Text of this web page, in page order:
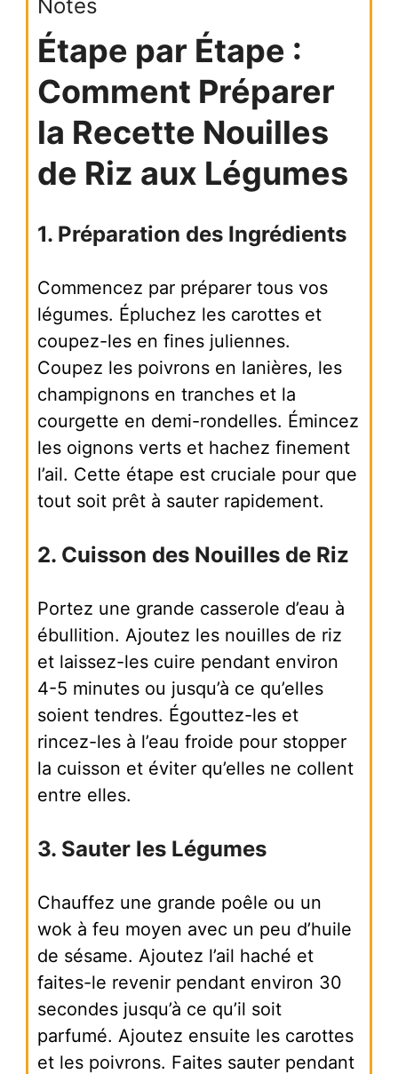
Notes
Étape par Étape :
Comment Préparer
la Recette Nouilles
de Riz aux Légumes
1. Préparation des Ingrédients
Commencez par préparer tous vos
légumes. Épluchez les carottes et
coupez-les en fines juliennes.
Coupez les poivrons en lanières, les
champignons en tranches et la
courgette en demi-rondelles. Émincez
les oignons verts et hachez finement
l’ail. Cette étape est cruciale pour que
tout soit prêt à sauter rapidement.
2. Cuisson des Nouilles de Riz
Portez une grande casserole d’eau à
ébullition. Ajoutez les nouilles de riz
et laissez-les cuire pendant environ
4-5 minutes ou jusqu’à ce qu’elles
soient tendres. Égouttez-les et
rincez-les à l’eau froide pour stopper
la cuisson et éviter qu’elles ne collent
entre elles.
3. Sauter les Légumes
Chauffez une grande poêle ou un
wok à feu moyen avec un peu d’huile
de sésame. Ajoutez l’ail haché et
faites-le revenir pendant environ 30
secondes jusqu’à ce qu’il soit
parfumé. Ajoutez ensuite les carottes
et les poivrons. Faites sauter pendant